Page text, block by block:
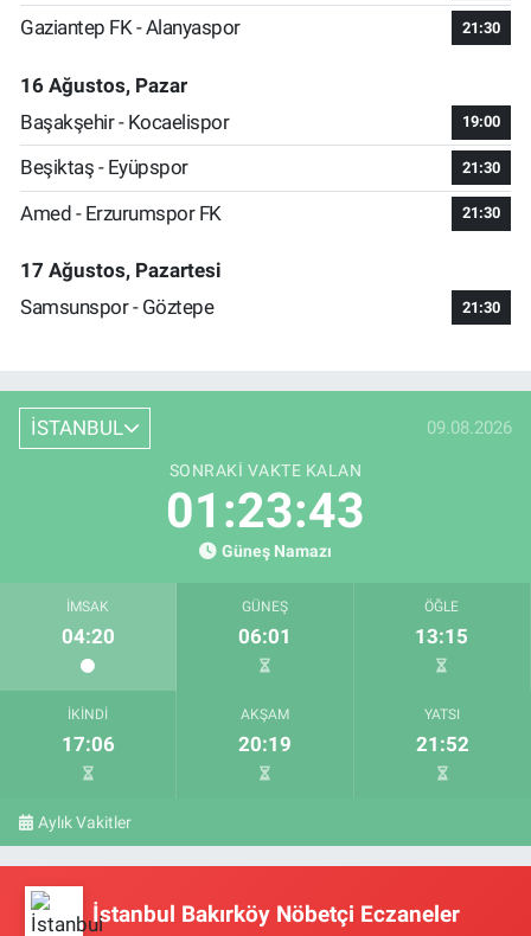
Gaziantep FK - Alanyaspor 21:30
16 Ağustos, Pazar
Başakşehir - Kocaelispor
19:00
Beşiktaş - Eyüpspor 21:30
Amed - Erzurumspor FK 21:30
17 Ağustos, Pazartesi
Samsunspor - Göztepe
21:30
İSTANBUL 09.08.2026
SONRAKI VAKTE KALAN
01:23:42
Güneş Namazı
İMSAK
04:20
GÜNEŞ
06:01
ÖĞLE
13:15
İKINDI
17:06
AKŞAM
20:19
YATSI
21:52
Aylık Vakitler
İstanbul Bakırköy Nöbetçi Eczaneler